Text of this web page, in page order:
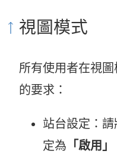
視圖模式
所有使用者在視圖
的要求：
站台設定：請
定為 「啟用」